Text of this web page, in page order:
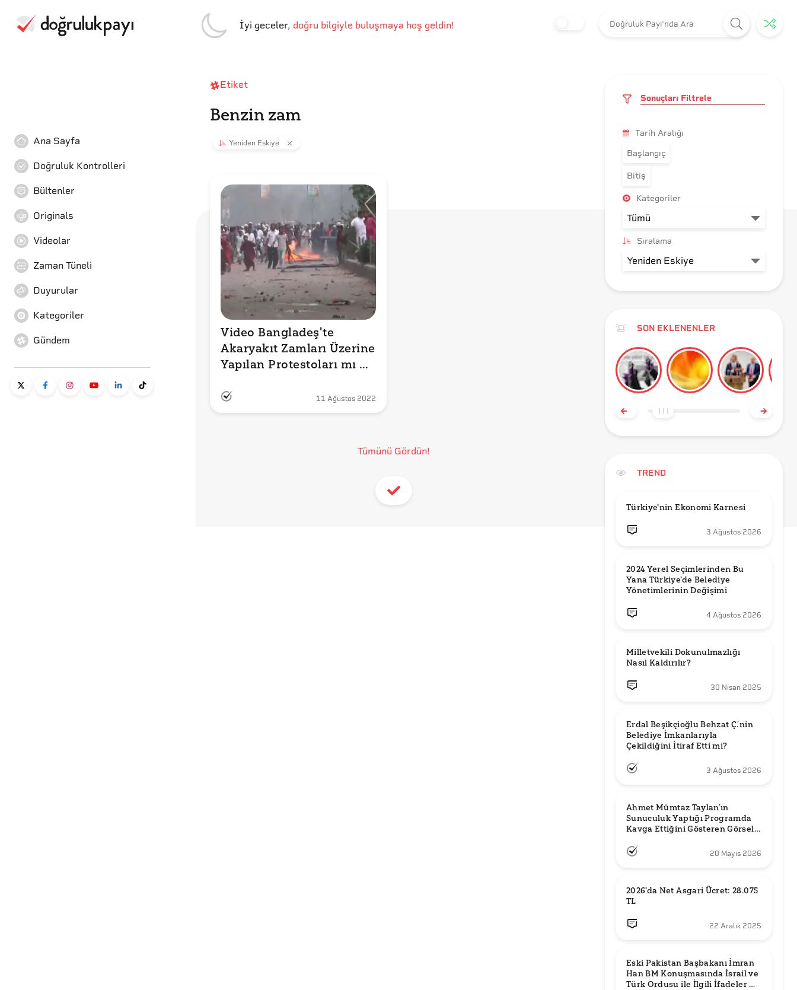
İyi geceler, doğru bilgiyle buluşmaya hoş geldin!
Ana Sayfa
Doğruluk Kontrolleri
Bültenler
Originals
Videolar
Zaman Tüneli
Duyurular
Kategoriler
Gündem
Etiket
Benzin zam
Yeniden Eskiye
Video Bangladeş'te
Akaryakıt Zamları Üzerine
Yapılan Protestoları mı
11 Ağustos 2022
Tümünü Gördün!
Sonuçları Filtrele
Tarih Aralığı
Başlangıç
Bitiş
Kategoriler
Sıralama
SON EKLENENLER
TREND
Türkiye'nin Ekonomi Karnesi
3 Ağustos 2026
2024 Yerel Seçimlerinden Bu
Yana Türkiye'de Belediye
Yönetimlerinin Değişimi
4 Ağustos 2026
Milletvekili Dokunulmazlığı
Nasıl Kaldırılır?
30 Nisan 2025
Erdal Beşikçioğlu Behzat Ç.’nin
Belediye İmkanlarıyla
3 Ağustos 2026
Ahmet Mümtaz Taylan’ın
Sunuculuk Yaptığı Programda
Kavga Ettiğini Gösteren Görsel
20 Mayıs 2026
2026'da Net Asgari Ücret: 28.075
TL
22 Aralık 2025
Eski Pakistan Başbakanı İmran
Han BM Konuşmasında İsrail ve
Türk Ordusu ile İlgili İfadeler mi